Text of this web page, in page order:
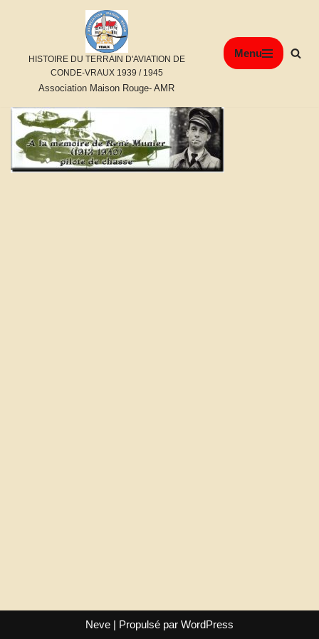
HISTOIRE DU TERRAIN D'AVIATION DE
CONDE-VRAUX 1939 / 1945
Association Maison Rouge- AMR
Menu
Neve | Propulsé par WordPress